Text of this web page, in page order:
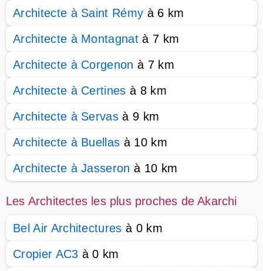
Architecte à Saint Rémy à 6 km
Architecte à Montagnat à 7 km
Architecte à Corgenon à 7 km
Architecte à Certines à 8 km
Architecte à Servas à 9 km
Architecte à Buellas à 10 km
Architecte à Jasseron à 10 km
Les Architectes les plus proches de Akarchi
Bel Air Architectures à 0 km
Cropier AC3 à 0 km